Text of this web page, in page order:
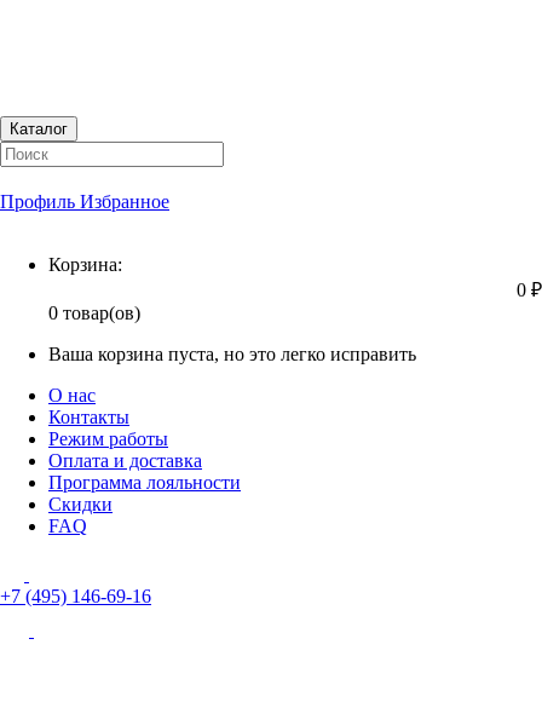
Каталог
Профиль Избранное
Корзина:
0 ₽
0 товар(ов)
Ваша корзина пуста, но это легко исправить
О нас
Контакты
Режим работы
Оплата и доставка
Программа лояльности
Скидки
FAQ
+7 (495) 146-69-16